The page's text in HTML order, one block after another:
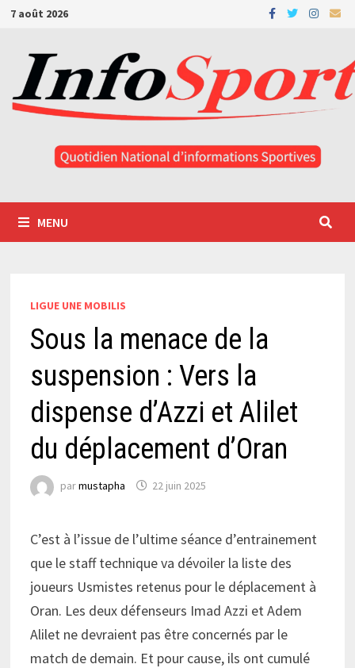
Passer
contenu
7 août 2026
MENU
LIGUE UNE MOBILIS
Sous la menace de la
suspension : Vers la
dispense d’Azzi et Alilet
du déplacement d’Oran
parmustapha 22 juin 2025
C’est à l’issue de l’ultime séance d’entrainement
que le staff technique va dévoiler la liste des
joueurs Usmistes retenus pour le déplacement à
Oran. Les deux défenseurs Imad Azzi et Adem
Alilet ne devraient pas être concernés par le
match de demain. Et pour cause, ils ont cumulé